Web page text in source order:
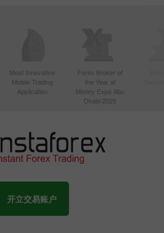
Most Innovative
Mobile Trading
Application
Forex Broker of
the Year at
Money Expo Abu
Dhabi 2025
开立交易账户